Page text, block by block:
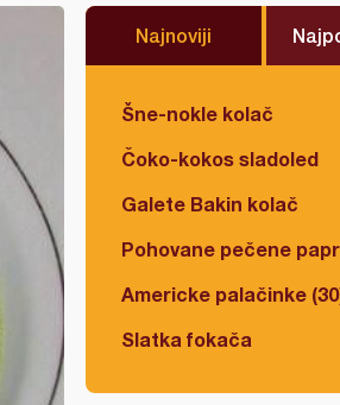
Najnoviji
Šne-nokle kolač
Čoko-kokos sladoled
Galete Bakin kolač
Pohovane pečene
Americke palačinke
Slatka fokača